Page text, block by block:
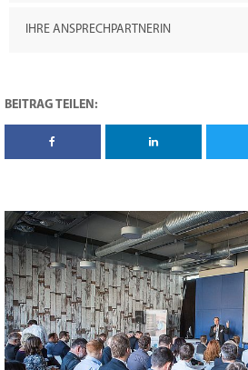
IHRE ANSPRECHPARTNERIN
BEITRAG TEILEN: